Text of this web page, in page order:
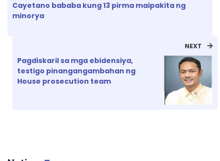
Cayetano bababa kung 13 pirma maipakita ng
minorya
NEXT
Pagdiskaril sa mga ebidensiya,
testigo pinangangambahan ng
House prosecution team